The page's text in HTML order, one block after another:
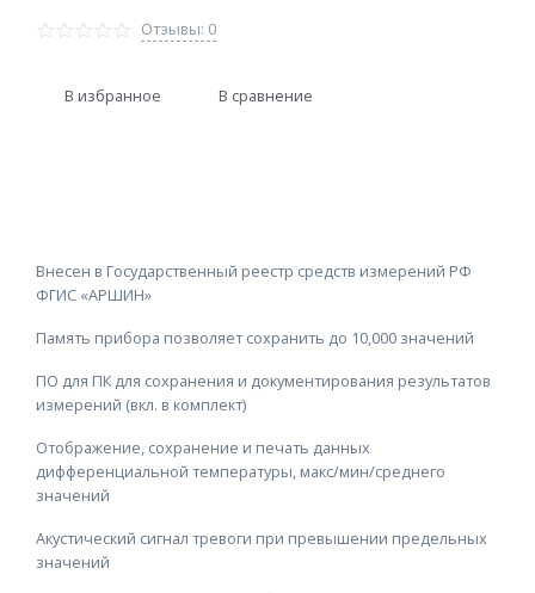
Отзывы: 0
В избранное В сравнение
Внесен в Государственный реестр средств измерений РФ
ФГИС «АРШИН»
Память прибора позволяет сохранить до 10,000 значений
ПО для ПК для сохранения и документирования результатов
измерений (вкл. в комплект)
Отображение, сохранение и печать данных
дифференциальной температуры, макс/мин/среднего
значений
Акустический сигнал тревоги при превышении предельных
значений